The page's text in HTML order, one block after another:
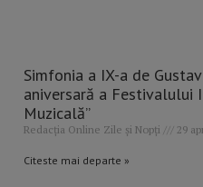
Simfonia a IX-a de
aniversară a Festivalului
Muzicală”
Redacția Online Zile și Nopți 29
Citeste mai departe »